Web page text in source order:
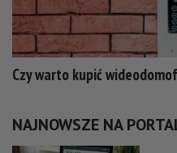
Czy warto kupić
NAJNOWSZE NA